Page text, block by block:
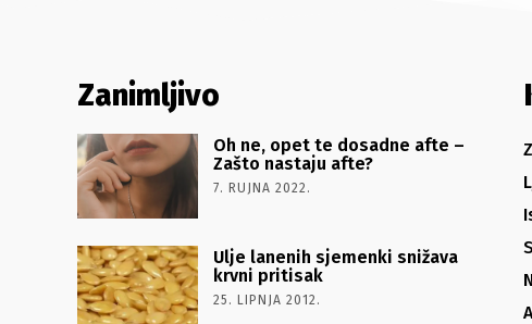
Zanimljivo
Oh ne, opet te dosadne afte –
Zašto nastaju afte?
7. RUJNA 2022.
Ulje lanenih sjemenki snižava
krvni pritisak
25. LIPNJA 2012.